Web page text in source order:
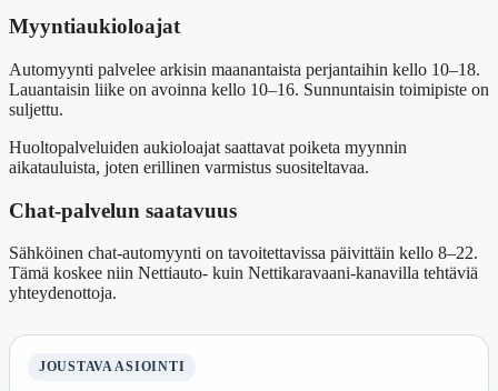
Myyntiaukioloajat
Automyynti palvelee arkisin maanantaista perjantaihin kello 10–18.
Lauantaisin liike on avoinna kello 10–16. Sunnuntaisin toimipiste on
suljettu.
Huoltopalveluiden aukioloajat saattavat poiketa myynnin
aikatauluista, joten erillinen varmistus suositeltavaa.
Chat-palvelun saatavuus
Sähköinen chat-automyynti on tavoitettavissa päivittäin kello 8–22.
Tämä koskee niin Nettiauto- kuin Nettikaravaani-kanavilla tehtäviä
yhteydenottoja.
JOUSTAVA ASIOINTI